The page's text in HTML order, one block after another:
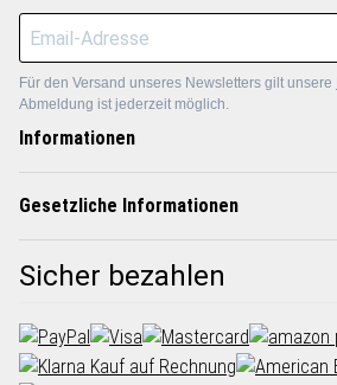
Für den Versand unseres Newsletters gilt unsere
Abmeldung ist jederzeit möglich.
Informationen
Gesetzliche Informationen
Sicher bezahlen